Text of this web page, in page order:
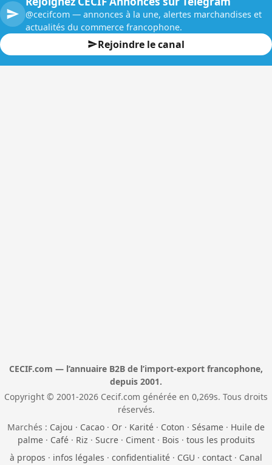
@cecifcom — annonces à la une, alertes marchandises et
actualités du commerce francophone.
Rejoindre le canal
CECIF.com — l’annuaire B2B de l’import-export francophone,
depuis 2001.
Copyright © 2001-2026 Cecif.com générée en 0,269s. Tous droits
réservés.
Marchés : Cajou · Cacao · Or · Karité · Coton · Sésame · Huile de
palme· Café· Riz · Sucre· Ciment· Bois · tous les produits
à propos · infos légales · confidentialité · CGU · contact · Canal